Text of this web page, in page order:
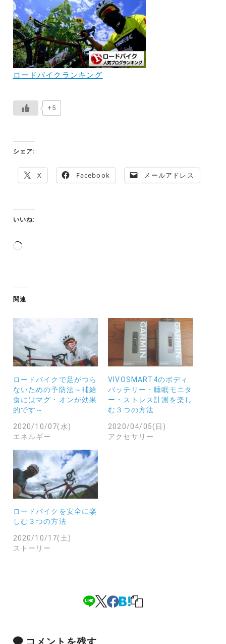
ロードバイクランキング
+5
シェア:
X Facebook メールアドレス
いいね:
読
中…
関連
ロードバイクで足がつら
ないための予防法～補給
食にはマグ・オンが効果
的です～
2020/10/07(水)
エネルギー
VIVOSMART4のボディ
バッテリー・睡眠モニタ
ー・ストレス計測を楽し
む３つの方法
2020/04/05(日)
アクセサリー
ロードバイクを安全に楽
しむ３つの方法
2020/10/17(土)
ストーリー